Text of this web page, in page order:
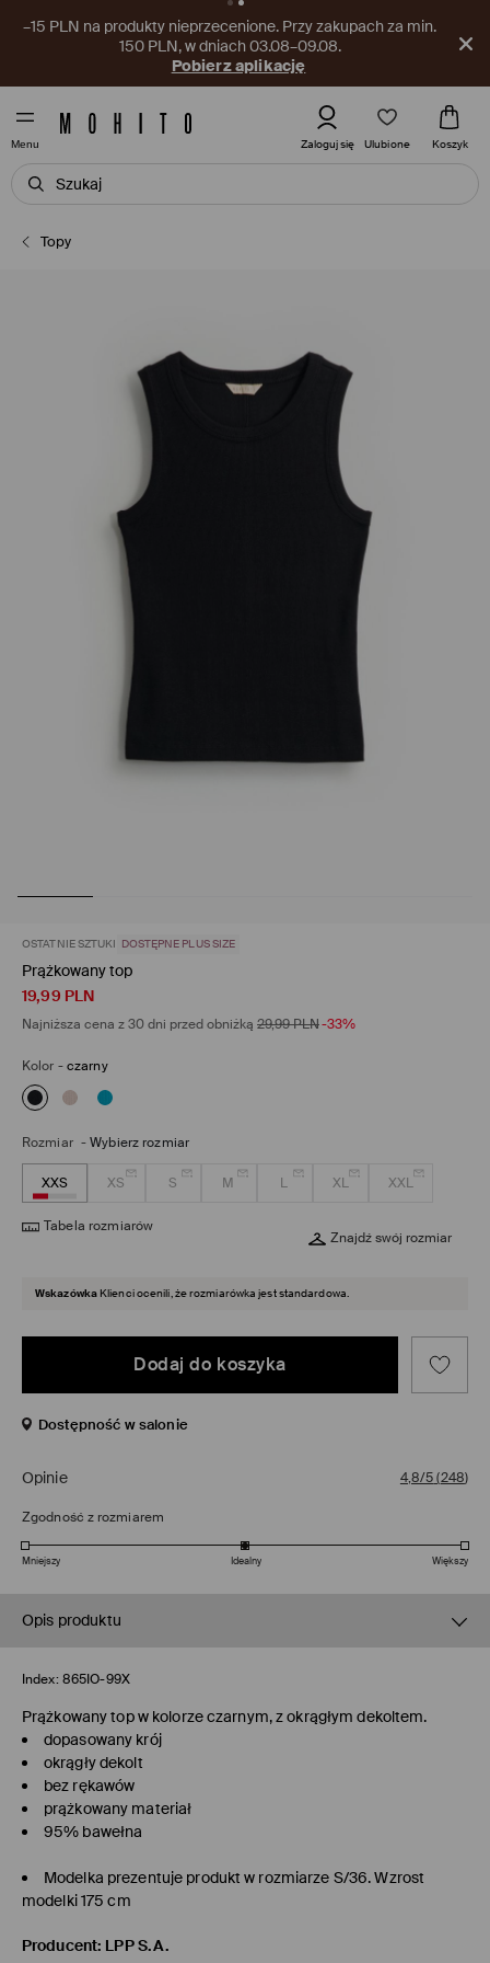
–15 PLN na produkty nieprzecenione. Przy zakupach za min.
150 PLN, w dniach 03.08–09.08.
Pobierz aplikację
Menu Zaloguj się Ulubione Koszyk
Topy
OSTATNIE SZTUKI DOSTĘPNE PLUS SIZE
Prążkowany top
19,99 PLN
Najniższa cena z 30 dni przed obniżką 29,99PLN-33%
Kolor -czarny
Rozmiar -Wybierz rozmiar
XXS XS S M L XL XXL
Tabela rozmiarów
Znajdź swój rozmiar
Wskazówka Klienci ocenili, że rozmiarówka jest standardowa.
Dodaj do koszyka
Dostępność w salonie
Opinie 4,8/5(248)
Zgodność z rozmiarem
Mniejszy Idealny Większy
Opis produktu
Index: 865IO-99X
Prążkowany top w kolorze czarnym, z okrągłym dekoltem.
dopasowany krój
okrągły dekolt
bez rękawów
prążkowany materiał
95% bawełna
Modelka prezentuje produkt w rozmiarze S/36. Wzrost
modelki 175 cm
Producent: LPP S.A.